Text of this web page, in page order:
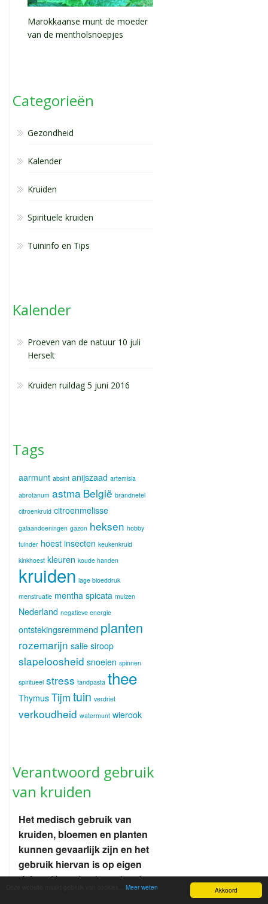
Akkoord
Meer weten
Marokkaanse munt de moeder
van de mentholsnoepjes
Categorieën
Gezondheid
Kalender
Kruiden
Spirituele kruiden
Tuininfo en Tips
Kalender
Proeven van de natuur 10 juli
Herselt
Kruiden ruildag 5 juni 2016
Tags
aarmunt absint anijszaad artemisia
abrotanum astma België brandnetel
citroenkruid citroenmelisse
galaandoeningen gazon heksen hobby
tuinder hoest insecten keukenkruid
kinkhoest kleuren koude handen
kruiden lage bloeddruk
menstruatie mentha spicata muizen
Nederland negatieve energie
ontstekingsremmend planten
rozemarijn salie siroop
slapeloosheid snoeien spinnen
spiritueel stress tandpasta thee
Thymus Tijm tuin verdriet
verkoudheid watermunt wierook
Verantwoord gebruik
van kruiden
Het medisch gebruik van
kruiden, bloemen en planten
kunnen gevaarlijk zijn en het
gebruik hiervan is op eigen
risico .Het gebruik van kruiden
en planten is een kunst die